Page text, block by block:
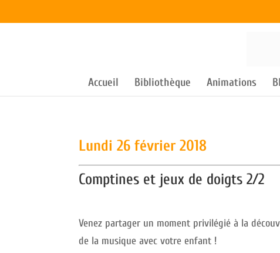
Accueil Bibliothèque Animations
Lundi 26 février 2018
Comptines et jeux de doigts 2/2
Venez partager un moment privilégié à la
de la musique avec votre enfant !